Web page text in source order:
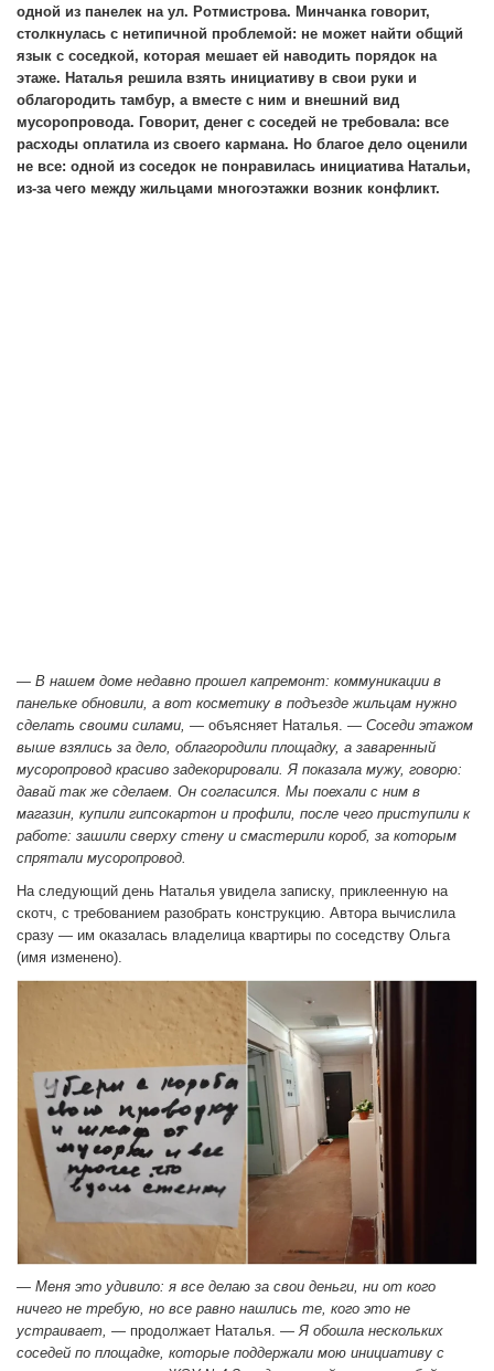
одной из панелек на ул. Ротмистрова. Минчанка говорит,
столкнулась с нетипичной проблемой: не может найти общий
язык с соседкой, которая мешает ей наводить порядок на
этаже. Наталья решила взять инициативу в свои руки и
облагородить тамбур, а вместе с ним и внешний вид
мусоропровода. Говорит, денег с соседей не требовала: все
расходы оплатила из своего кармана. Но благое дело оценили
не все: одной из соседок не понравилась инициатива Натальи,
из-за чего между жильцами многоэтажки возник конфликт.
— В нашем доме недавно прошел капремонт: коммуникации в
панельке обновили, а вот косметику в подъезде жильцам нужно
сделать своими силами, — объясняет Наталья. — Соседи этажом
выше взялись за дело, облагородили площадку, а заваренный
мусоропровод красиво задекорировали. Я показала мужу, говорю:
давай так же сделаем. Он согласился. Мы поехали с ним в
магазин, купили гипсокартон и профили, после чего приступили к
работе: зашили сверху стену и смастерили короб, за которым
спрятали мусоропровод.
На следующий день Наталья увидела записку, приклеенную на
скотч, с требованием разобрать конструкцию. Автора вычислила
сразу — им оказалась владелица квартиры по соседству Ольга
(имя изменено).
— Меня это удивило: я все делаю за свои деньги, ни от кого
ничего не требую, но все равно нашлись те, кого это не
устраивает, — продолжает Наталья. — Я обошла нескольких
соседей по площадке, которые поддержали мою инициативу с